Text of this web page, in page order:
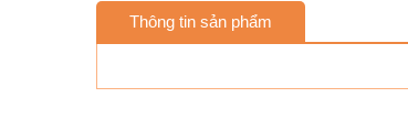
Thông tin sản phẩm